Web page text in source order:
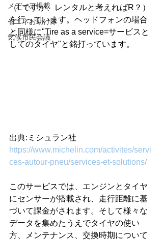
メディア掲載
省エネお助け隊
気候市民会議
（Lですが、レンタルと考えればR？）
を行っています。ヘッドフォンの場合
と同様に"Tire as a service=サービスと
してのタイヤ"と銘打っています。
出典:ミシュラン社
https://www.michelin.com/activites/servi
ces-autour-pneu/services-et-solutions/
このサービスでは、エンジンとタイヤ
にセンサーが搭載され、走行距離に基
づいて課金がされます。そして様々な
データを集めたうえでタイヤの使い
方、メンテナンス、交換時期について